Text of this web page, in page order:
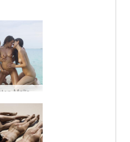
Występ Melissy Suzie i Suzie Cariny na molo #13